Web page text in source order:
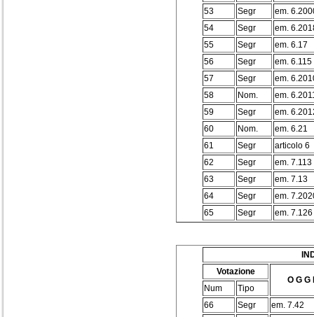
53
Segr
em.
54
Segr
em.
55
Segr
em. 6.17
56
Segr
em. 6.115
57
Segr
em.
58
Nom.
em.
59
Segr
em.
60
Nom.
em. 6.21
61
Segr
articolo 6
62
Segr
em. 7.113
63
Segr
em. 7.13
64
Segr
em.
65
Segr em. 7.126
Votazione
O G G
Num
Tipo
66
Segr em. 7.42